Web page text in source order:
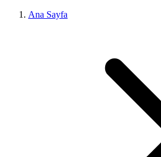
Ana Sayfa